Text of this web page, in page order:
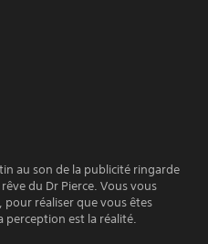
au son de la publicité ringarde
du Dr Pierce. Vous vous
réaliser que vous êtes
perception est la réalité.